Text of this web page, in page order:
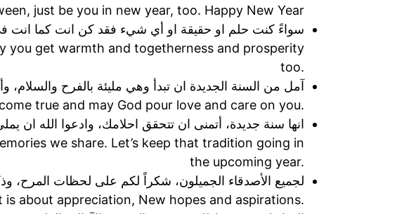
just be you in new year, too. Happy New Year
سواءً كنت حلم او حقيقة او أي شيء فقد كن انت كما انت
you get warmth and togetherness and prosperity
too.
آمل من السنة الجديدة ان تبدأ وهي مليئة بالفرح والسلام،
true and may God pour love and care on you.
انها سنة جديدة، أتمنى ان تتحقق احلامك، وادعوا الله ان
we share. Let’s keep that tradition going in
the upcoming year.
لجميع الأصدقاء الجميلون، شكراً لكم على لحظات المرح،
about appreciation, New hopes and aspirations.